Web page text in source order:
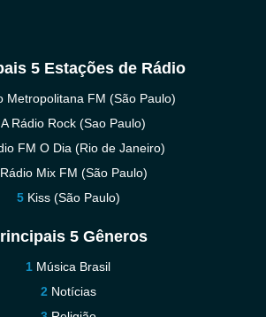
5 Estações de Rádio
Metropolitana FM (São Paulo)
A Rádio Rock (Sao Paulo)
FM O Dia (Rio de Janeiro)
Rádio Mix FM (São Paulo)
Kiss (São Paulo)
5 Gêneros
Música Brasil
Notícias